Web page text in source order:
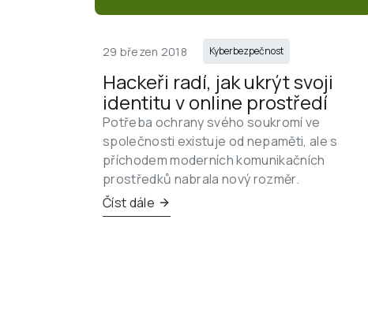
29 březen 2018 Kyberbezpečnost
Hackeři radí, jak ukrýt svoji
identitu v online prostředí
Potřeba ochrany svého soukromí ve
společnosti existuje od nepaměti, ale s
příchodem moderních komunikačních
prostředků nabrala nový rozměr.
Číst dále